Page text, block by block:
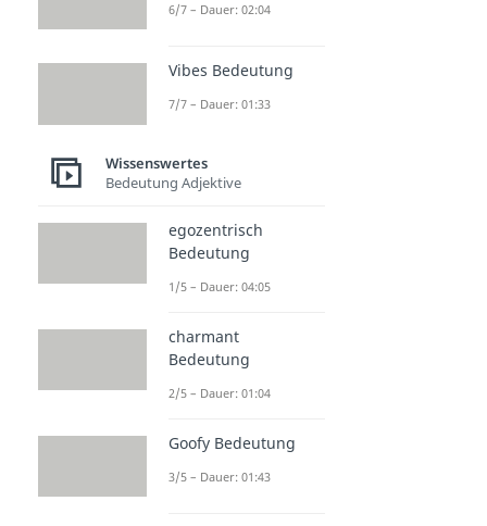
6/7 – Dauer: 02:04
Vibes Bedeutung
7/7 – Dauer: 01:33
Wissenswertes
Bedeutung Adjektive
egozentrisch
Bedeutung
1/5 – Dauer: 04:05
charmant
Bedeutung
2/5 – Dauer: 01:04
Goofy Bedeutung
3/5 – Dauer: 01:43